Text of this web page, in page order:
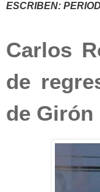
ESCRIBEN:
Carlos
de
de Girón